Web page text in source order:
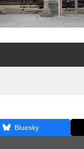
Bluesky